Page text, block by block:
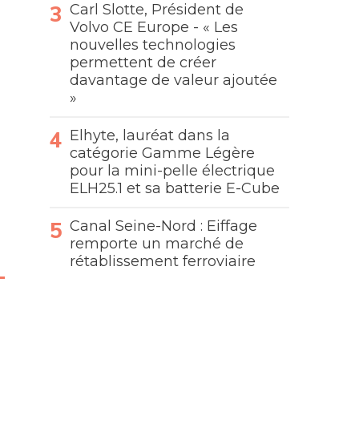
Carl Slotte, Président de
Volvo CE Europe - « Les
nouvelles technologies
permettent de créer
davantage de valeur ajoutée
»
Elhyte, lauréat dans la
catégorie Gamme Légère
pour la mini-pelle électrique
ELH25.1 et sa batterie E-Cube
Canal Seine-Nord : Eiffage
remporte un marché de
rétablissement ferroviaire